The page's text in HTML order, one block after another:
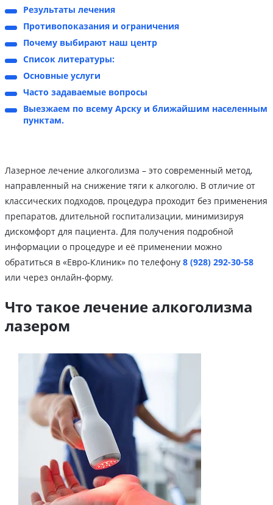
Результаты лечения
Противопоказания и ограничения
Почему выбирают наш центр
Список литературы:
Основные услуги
Часто задаваемые вопросы
Выезжаем по всему Арску и ближайшим населенным
пунктам.
Лазерное лечение алкоголизма – это современный метод,
направленный на снижение тяги к алкоголю. В отличие от
классических подходов, процедура проходит без применения
препаратов, длительной госпитализации, минимизируя
дискомфорт для пациента. Для получения подробной
информации о процедуре и её применении можно
обратиться в «Евро‑Клиник» по телефону 8 (928) 292-30-58
или через онлайн-форму.
Что такое лечение алкоголизма
лазером